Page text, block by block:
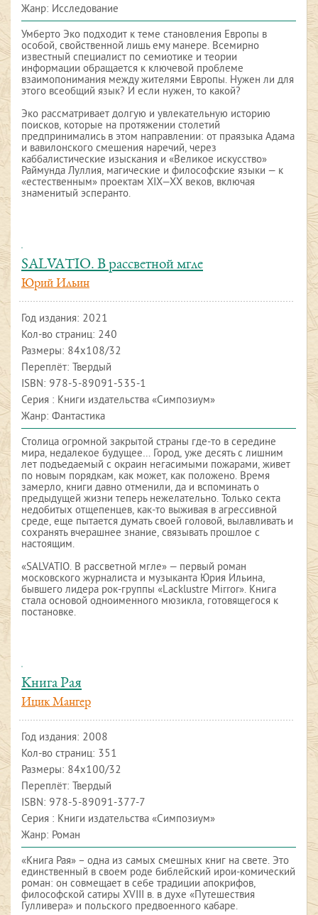
Жанр: Исследование
Умберто Эко подходит к теме становления Европы в
особой, свойственной лишь ему манере. Всемирно
известный специалист по семиотике и теории
информации обращается к ключевой проблеме
взаимопонимания между жителями Европы. Нужен ли для
этого всеобщий язык? И если нужен, то какой?
Эко рассматривает долгую и увлекательную историю
поисков, которые на протяжении столетий
предпринимались в этом направлении: от праязыка Адама
и вавилонского смешения наречий, через
каббалистические изыскания и «Великое искусство»
Раймунда Луллия, магические и философские языки — к
«естественным» проектам XIX—XX веков, включая
знаменитый эсперанто.
SALVATIO. В рассветной мгле
Юрий Ильин
Год издания: 2021
Кол-во страниц: 240
Размеры: 84х108/32
Переплёт: Твердый
ISBN: 978-5-89091-535-1
Серия : Книги издательства «Симпозиум»
Жанр: Фантастика
Столица огромной закрытой страны где-то в середине
мира, недалекое будущее… Город, уже десять с лишним
лет подъедаемый с окраин негасимыми пожарами, живет
по новым порядкам, как может, как положено. Время
замерло, книги давно отменили, да и вспоминать о
предыдущей жизни теперь нежелательно. Только секта
недобитых отщепенцев, как-то выживая в агрессивной
среде, еще пытается думать своей головой, вылавливать и
сохранять вчерашнее знание, связывать прошлое с
настоящим.
«SALVATIO. В рассветной мгле» — первый роман
московского журналиста и музыканта Юрия Ильина,
бывшего лидера рок-группы «Lacklustre Mirror». Книга
стала основой одноименного мюзикла, готовящегося к
постановке.
Книга Рая
Ицик Мангер
Год издания: 2008
Кол-во страниц: 351
Размеры: 84х100/32
Переплёт: Твердый
ISBN: 978-5-89091-377-7
Серия : Книги издательства «Симпозиум»
Жанр: Роман
«Книга Рая» – одна из самых смешных книг на свете. Это
единственный в своем роде библейский ирои-комический
роман: он совмещает в себе традиции апокрифов,
философской сатиры XVIII в. в духе «Путешествия
Гулливера» и польского предвоенного кабаре.